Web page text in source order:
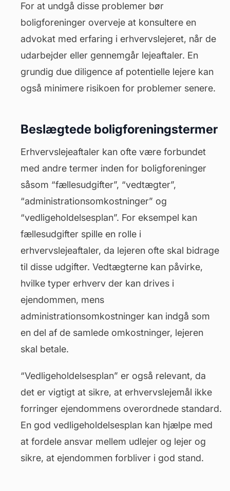
For at undgå disse problemer bør
boligforeninger overveje at konsultere en
advokat med erfaring i erhvervslejeret, når de
udarbejder eller gennemgår lejeaftaler. En
grundig due diligence af potentielle lejere kan
også minimere risikoen for problemer senere.
Beslægtede boligforeningstermer
Erhvervslejeaftaler kan ofte være forbundet
med andre termer inden for boligforeninger
såsom “fællesudgifter”, “vedtægter”,
“administrationsomkostninger” og
“vedligeholdelsesplan”. For eksempel kan
fællesudgifter spille en rolle i
erhvervslejeaftaler, da lejeren ofte skal bidrage
til disse udgifter. Vedtægterne kan påvirke,
hvilke typer erhverv der kan drives i
ejendommen, mens
administrationsomkostninger kan indgå som
en del af de samlede omkostninger, lejeren
skal betale.
“Vedligeholdelsesplan” er også relevant, da
det er vigtigt at sikre, at erhvervslejemål ikke
forringer ejendommens overordnede standard.
En god vedligeholdelsesplan kan hjælpe med
at fordele ansvar mellem udlejer og lejer og
sikre, at ejendommen forbliver i god stand.